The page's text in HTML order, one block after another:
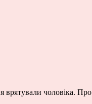
врятували чоловіка.